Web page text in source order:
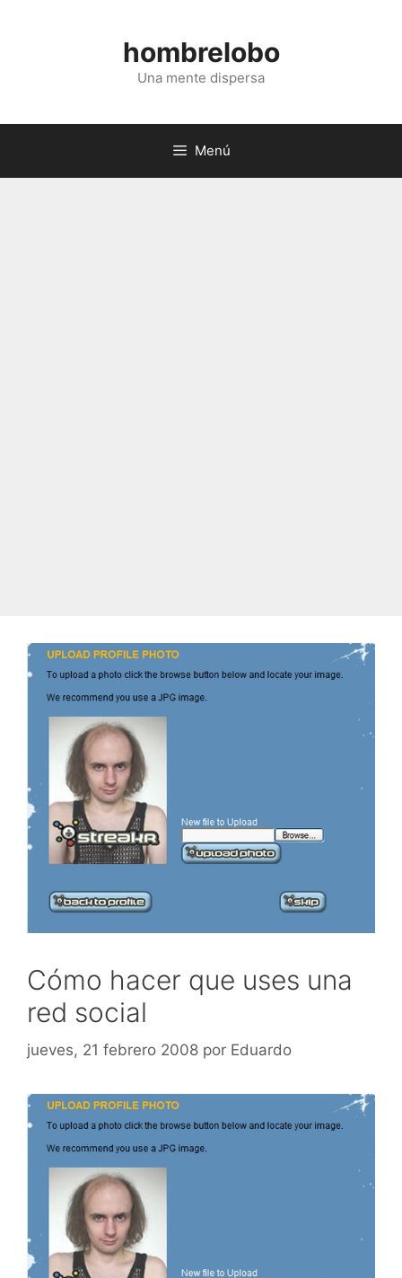
hombrelobo
Una mente dispersa
Menú
Cómo hacer que uses una
red social
jueves, 21 febrero 2008 por Eduardo